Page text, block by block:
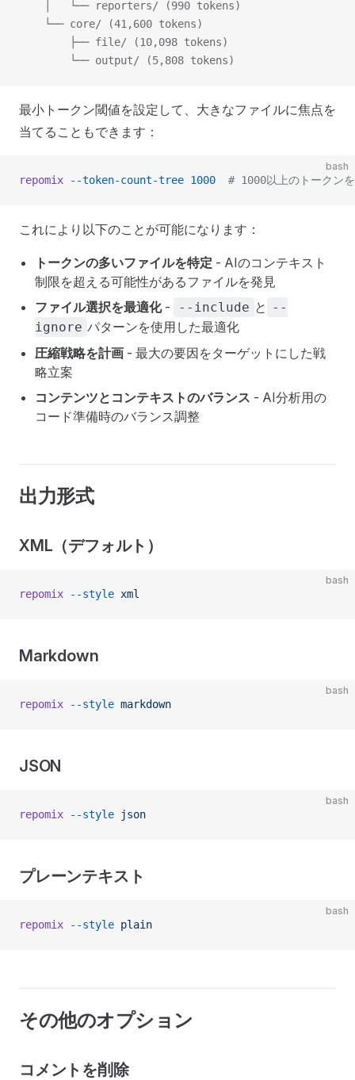
    │   └── reporters/ (990 tokens)
    └── core/ (41,600 tokens)
        ├── file/ (10,098 tokens)
        └── output/ (5,808 tokens)
最小トークン閾値を設定して、大きなファイルに焦点を
当てることもできます：
bash
repomix --token-count-tree 1000
# 1000以上のトークン
これにより以下のことが可能になります：
トークンの多いファイルを特定 - AIのコンテキスト
制限を超える可能性があるファイルを発見
ファイル選択を最適化- --include と --
ignore パターンを使用した最適化
圧縮戦略を計画 - 最大の要因をターゲットにした戦
略立案
コンテンツとコンテキストのバランス - AI分析用の
コード準備時のバランス調整
出力形式
XML（デフォルト）
bash
repomix --style xml
Markdown
bash
repomix --style markdown
JSON
bash
repomix --style json
プレーンテキスト
bash
repomix --style plain
その他のオプション
コメントを削除